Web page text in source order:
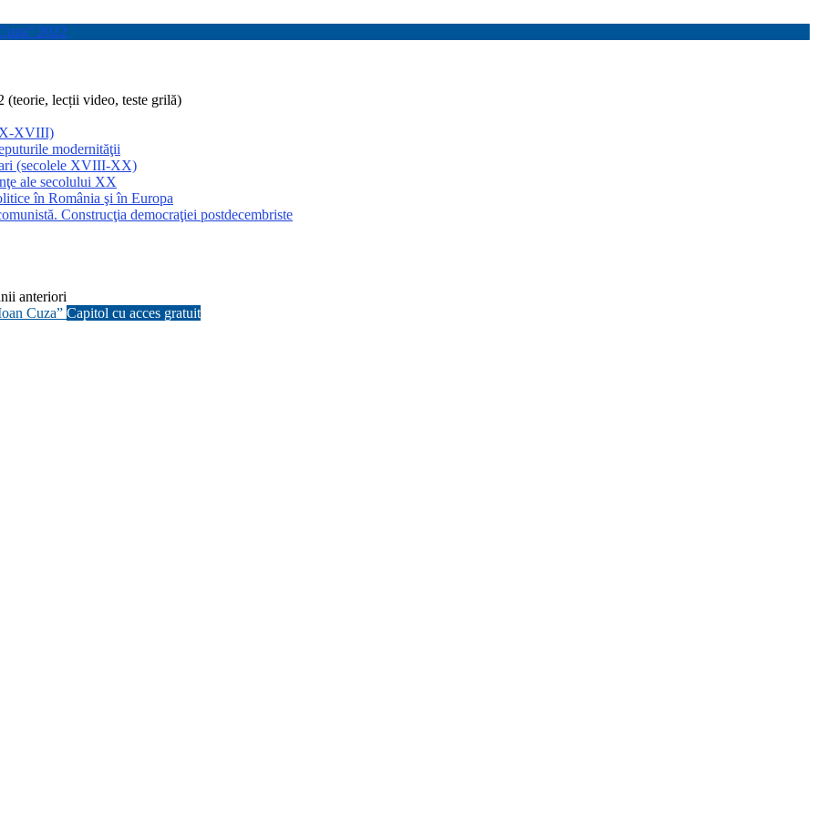
2022
(teorie, lecții video, teste grilă)
IX-XVIII)
modernităţii
(secolele XVIII-XX)
ale secolului XX
în România şi în Europa
Construcţia democraţiei postdecembriste
anteriori
Cuza” Capitol cu acces gratuit